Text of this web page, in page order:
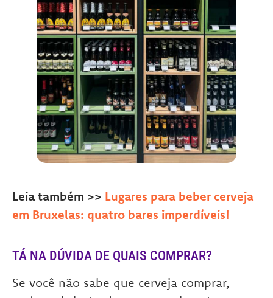
Leia também >> Lugares para beber cerveja
em Bruxelas: quatro bares imperdíveis!
TÁ NA DÚVIDA DE QUAIS COMPRAR?
Se você não sabe que cerveja comprar,